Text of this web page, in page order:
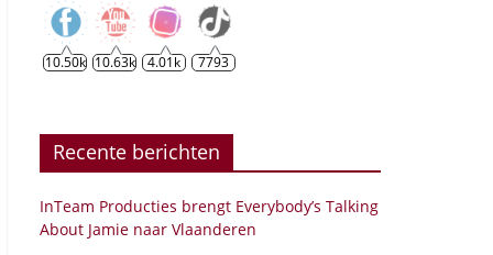
10.50k 10.63k 4.01k 7793
Recente berichten
InTeam Producties brengt Everybody’s Talking
About Jamie naar Vlaanderen